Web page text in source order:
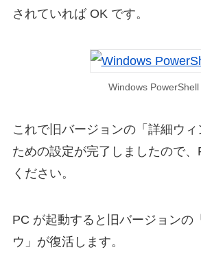
されていれば OK です。
Windows PowerShell
これで旧バージョンの「詳細ウ
ための設定が完了しましたので
ください。
PC が起動すると旧バージョンの
ウ」が復活します。